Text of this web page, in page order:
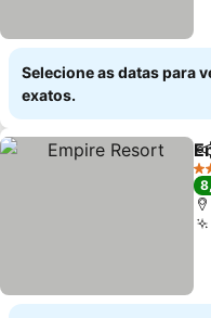
Selecione as datas para
exatos.
3